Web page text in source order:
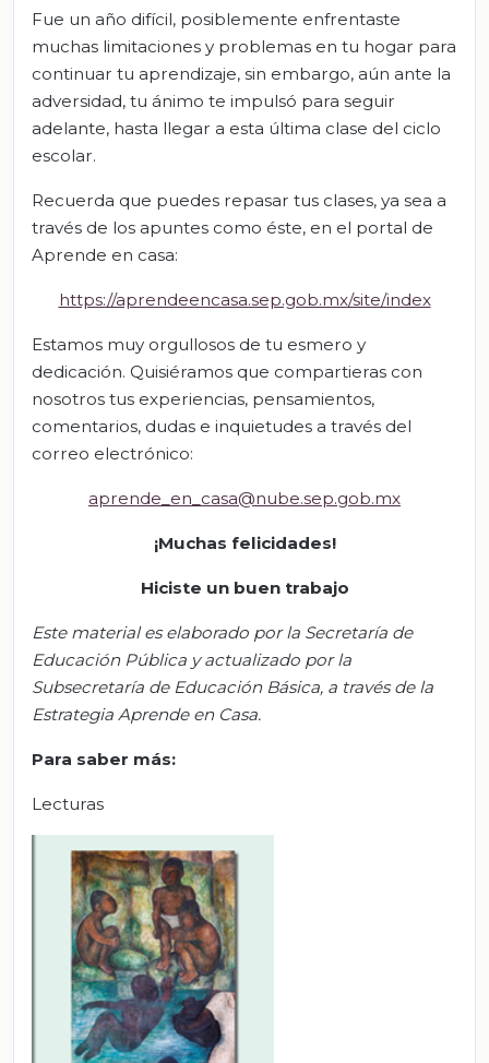
Fue un año difícil, posiblemente enfrentaste
muchas limitaciones y problemas en tu hogar para
continuar tu aprendizaje, sin embargo, aún ante la
adversidad, tu ánimo te impulsó para seguir
adelante, hasta llegar a esta última clase del ciclo
escolar.
Recuerda que puedes repasar tus clases, ya sea a
través de los apuntes como éste, en el portal de
Aprende en casa:
https://aprendeencasa.sep.gob.mx/site/index
Estamos muy orgullosos de tu esmero y
dedicación. Quisiéramos que compartieras con
nosotros tus experiencias, pensamientos,
comentarios, dudas e inquietudes a través del
correo electrónico:
aprende_en_casa@nube.sep.gob.mx
¡Muchas felicidades!
Hiciste un buen trabajo
Este material es elaborado por la Secretaría de
Educación Pública y actualizado por la
Subsecretaría de Educación Básica, a través de la
Estrategia Aprende en Casa.
Para saber más:
Lecturas